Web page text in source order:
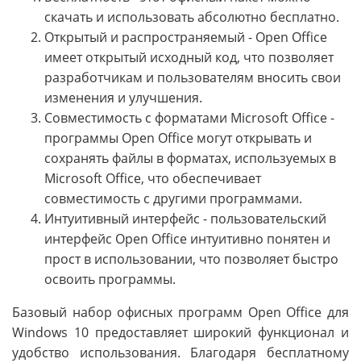
скачать и использовать абсолютно бесплатно.
Открытый и распространяемый - Open Office
имеет открытый исходный код, что позволяет
разработчикам и пользователям вносить свои
изменения и улучшения.
Совместимость с форматами Microsoft Office -
программы Open Office могут открывать и
сохранять файлы в форматах, используемых в
Microsoft Office, что обеспечивает
совместимость с другими программами.
Интуитивный интерфейс - пользовательский
интерфейс Open Office интуитивно понятен и
прост в использовании, что позволяет быстро
освоить программы.
Базовый набор офисных программ Open Office для
Windows 10 предоставляет широкий функционал и
удобство использования. Благодаря бесплатному